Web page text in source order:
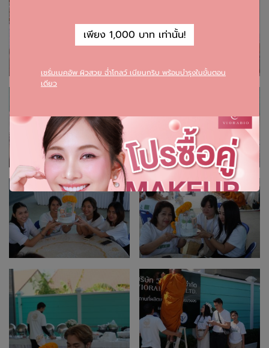
เพียง 1,000 บาท เท่านั้น!
เซรั่มเมคอัพ ผิวสวย ฉ่ำโกลว์ เนียนกริบ พร้อมบำรุงในขั้นตอน
เดียว